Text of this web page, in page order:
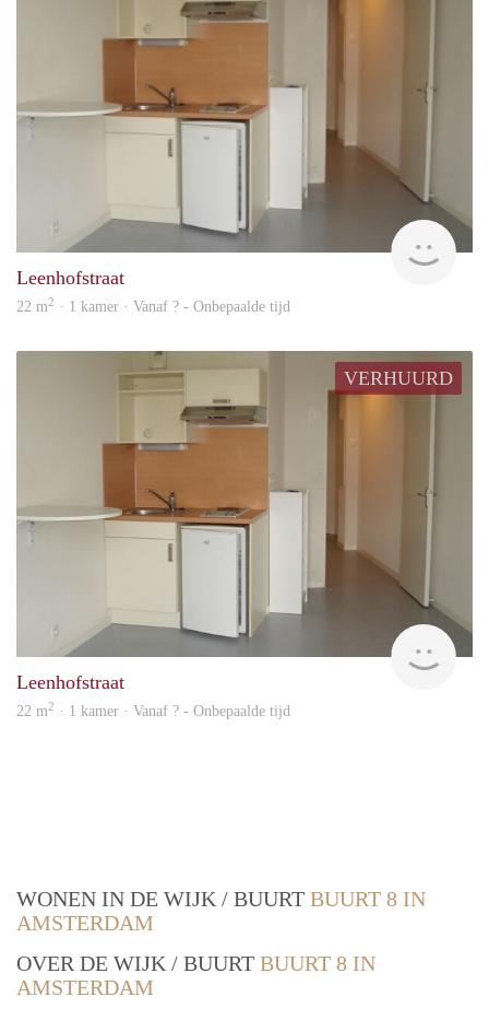
Leenhofstraat
22 m2 · 1 kamer · Vanaf ? - Onbepaalde tijd
VERHUURD
Leenhofstraat
22 m2 · 1 kamer · Vanaf ? - Onbepaalde tijd
WONEN IN DE WIJK / BUURT BUURT 8 IN
AMSTERDAM
OVER DE WIJK / BUURT BUURT 8 IN
AMSTERDAM